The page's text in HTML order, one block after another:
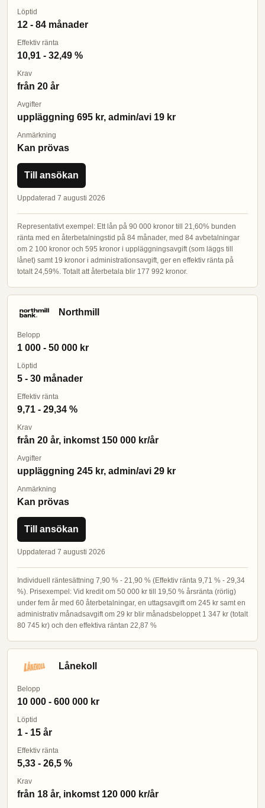
Löptid
12 - 84 månader
Effektiv ränta
10,91 - 32,49 %
Krav
från 20 år
Avgifter
uppläggning 695 kr, admin/avi 19 kr
Anmärkning
Kan prövas
Till ansökan
Uppdaterad 7 augusti 2026
Representativt exempel: Ett lån på 90 000 kronor till 21,60% bunden
ränta med en återbetalningstid på 84 månader, med 84 avbetalningar
om 2 100 kronor och 595 kronor i uppläggningsavgift (som läggs till
lånet) samt 19 kronor i administrationsavgift, ger en effektiv ränta på
totalt 24,59%. Totalt att återbetala blir 177 992 kronor.
Northmill
Belopp
1 000 - 50 000 kr
Löptid
5 - 30 månader
Effektiv ränta
9,71 - 29,34 %
Krav
från 20 år, inkomst 150 000 kr/år
Avgifter
uppläggning 245 kr, admin/avi 29 kr
Anmärkning
Kan prövas
Till ansökan
Uppdaterad 7 augusti 2026
Individuell räntesättning 7,90 % - 21,90 % (Effektiv ränta 9,71 % - 29,34
%). Prisexempel: Vid kredit om 50 000 kr till 19,50 % årsränta (rörlig)
under fem år med 60 återbetalningar, en uttagsavgift om 245 kr samt en
administrativ månadsavgift om 29 kr blir månadsbeloppet 1 347 kr (totalt
80 745 kr) och den effektiva räntan 22,87 %
Lånekoll
Belopp
10 000 - 600 000 kr
Löptid
1 - 15 år
Effektiv ränta
5,33 - 26,5 %
Krav
från 18 år, inkomst 120 000 kr/år